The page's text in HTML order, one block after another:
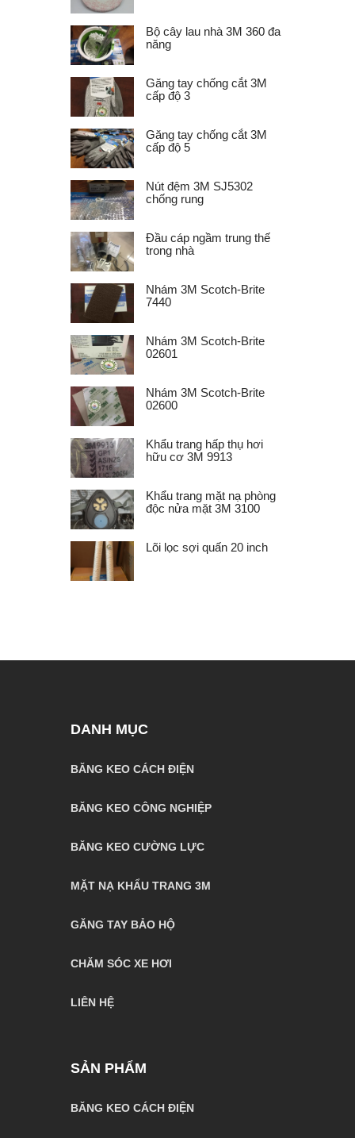
Bộ cây lau nhà 3M 360 đa
năng
Găng tay chống cắt 3M
cấp độ 3
Găng tay chống cắt 3M
cấp độ 5
Nút đệm 3M SJ5302
chống rung
Đầu cáp ngầm trung thế
trong nhà
Nhám 3M Scotch-Brite
7440
Nhám 3M Scotch-Brite
02601
Nhám 3M Scotch-Brite
02600
Khẩu trang hấp thụ hơi
hữu cơ 3M 9913
Khẩu trang mặt nạ phòng
độc nửa mặt 3M 3100
Lõi lọc sợi quấn 20 inch
DANH MỤC
BĂNG KEO CÁCH ĐIỆN
BĂNG KEO CÔNG NGHIỆP
BĂNG KEO CƯỜNG LỰC
MẶT NẠ KHẨU TRANG 3M
GĂNG TAY BẢO HỘ
CHĂM SÓC XE HƠI
LIÊN HỆ
SẢN PHẨM
BĂNG KEO CÁCH ĐIỆN